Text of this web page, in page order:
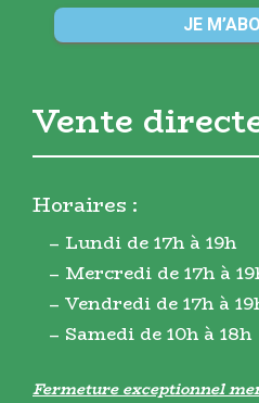
Vente
Horaires :
– Lundi de 17h à 19h
– Mercredi de 17h à
– Vendredi de 17h à
– Samedi de 10h à 18h
Fermeture exceptionnel